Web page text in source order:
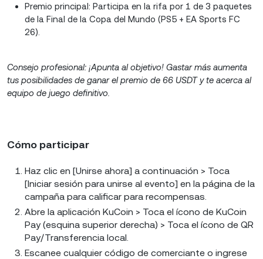
Premio principal: Participa en la rifa por 1 de 3 paquetes
de la Final de la Copa del Mundo (PS5 + EA Sports FC
26).
Consejo profesional: ¡Apunta al objetivo! Gastar más aumenta
tus posibilidades de ganar el premio de 66 USDT y te acerca al
equipo de juego definitivo.
Cómo participar
Haz clic en [Unirse ahora] a continuación > Toca
[Iniciar sesión para unirse al evento] en la página de la
campaña para calificar para recompensas.
Abre la aplicación KuCoin > Toca el ícono de KuCoin
Pay (esquina superior derecha) > Toca el ícono de QR
Pay/Transferencia local.
Escanee cualquier código de comerciante o ingrese